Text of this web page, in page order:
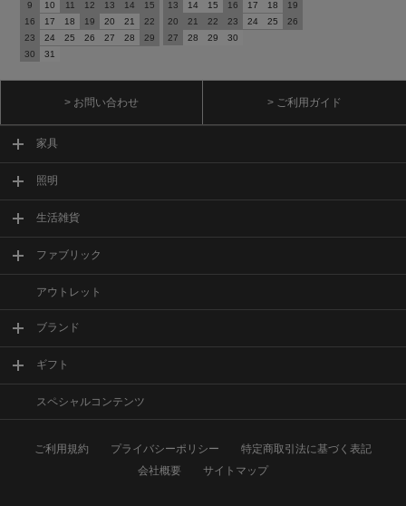
9
10 11 12 13 14
15
16
17 18 19 20 21
22
23
24 25 26 27 28
29
30
31
13
14 15 16 17 18
19
20
21 22 23 24 25
26
27
28 29 30
> お問い合わせ > ご利用ガイド
家具
照明
生活雑貨
ファブリック
アウトレット
ブランド
ギフト
スペシャルコンテンツ
ご利用規約 プライバシーポリシー
特定商取引法に基づく表記
会社概要
サイトマップ